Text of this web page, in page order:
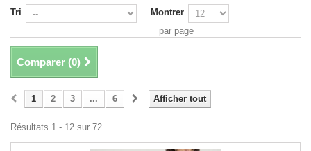
Tri
Montrer
par page
Comparer (0)
Afficher tout
1 2 3 ... 6
Résultats 1 - 12 sur 72.